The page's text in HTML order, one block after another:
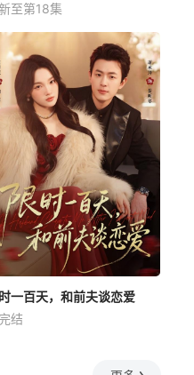
至第18集
一百天，和前夫谈恋爱
结